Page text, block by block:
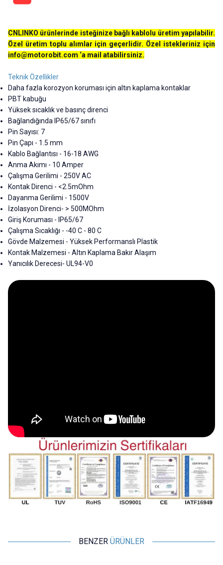
CNLINKO ürünlerinde isteğinize bağlı kablolu üretim yapılabilir.
Özel üretim toplu alımlar için geçerlidir. Özel istekleriniz için
info@motorobit.com ‘a mail atabilirsiniz.
Teknik Özellikler
Daha fazla korozyon koruması için altın kaplama kontaklar
PBT kabuğu
Yüksek sıcaklık ve basınç direnci
Bağlandığında IP65/67 sınıfı
Pin Sayısı: 7
Pin Çapı - 1.5 mm
Kablo Bağlantısı - 16-18 AWG
Anma Akımı - 10 Amper
Çalışma Gerilimi - 250V AC
Kontak Direnci - <2.5mOhm
Dayanma Gerilimi - 1500V
İzolasyon Direnci- > 500MOhm
Giriş Koruması - IP65/67
Çalışma Sıcaklığı - -40 C - 80 C
Gövde Malzemesi - Yüksek Performanslı Plastik
Kontak Malzemesi - Altın Kaplama Bakır Alaşım
Yanıcılık Derecesi- UL94-V0
BENZER ÜRÜNLER